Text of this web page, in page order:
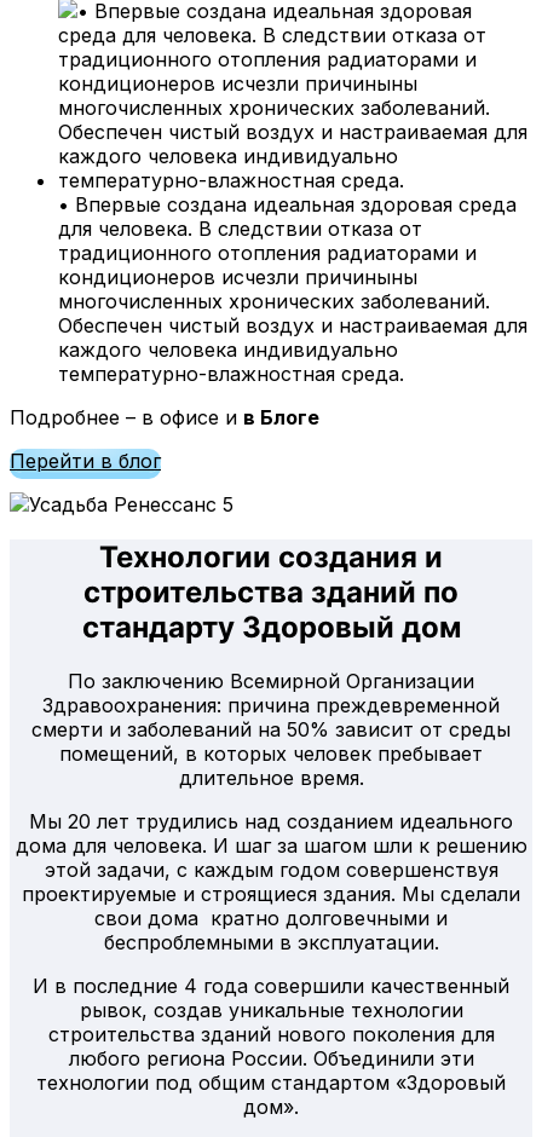
• Впервые создана идеальная здоровая среда
для человека. В следствии отказа от
традиционного отопления радиаторами и
кондиционеров исчезли причиныны
многочисленных хронических заболеваний.
Обеспечен чистый воздух и настраиваемая для
каждого человека индивидуально
температурно-влажностная среда.
Подробнее – в офисе и в Блоге
Перейти в блог
Технологии создания и
строительства зданий по
стандарту Здоровый дом
По заключению Всемирной Организации
Здравоохранения: причина преждевременной
смерти и заболеваний на 50% зависит от среды
помещений, в которых человек пребывает
длительное время.
Мы 20 лет трудились над созданием идеального
дома для человека. И шаг за шагом шли к решению
этой задачи, с каждым годом совершенствуя
проектируемые и строящиеся здания. Мы сделали
свои дома кратно долговечными и
беспроблемными в эксплуатации.
И в последние 4 года совершили качественный
рывок, создав уникальные технологии
строительства зданий нового поколения для
любого региона России. Объединили эти
технологии под общим стандартом «Здоровый
дом».